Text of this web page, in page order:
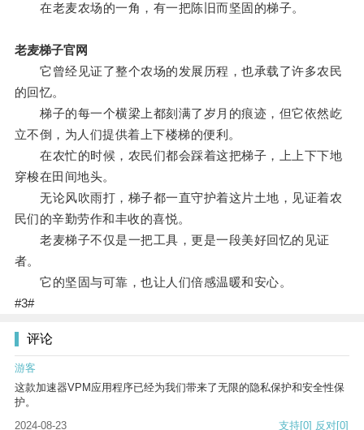
在老麦农场的一角，有一把陈旧而坚固的梯子。
老麦梯子官网
它曾经见证了整个农场的发展历程，也承载了许多农民
的回忆。
梯子的每一个横梁上都刻满了岁月的痕迹，但它依然屹
立不倒，为人们提供着上下楼梯的便利。
在农忙的时候，农民们都会踩着这把梯子，上上下下地
穿梭在田间地头。
无论风吹雨打，梯子都一直守护着这片土地，见证着农
民们的辛勤劳作和丰收的喜悦。
老麦梯子不仅是一把工具，更是一段美好回忆的见证
者。
它的坚固与可靠，也让人们倍感温暖和安心。
#3#
评论
游客
这款加速器VPM应用程序已经为我们带来了无限的隐私保护和安全性保
护。
2024-08-23
支持[0] 反对[0]